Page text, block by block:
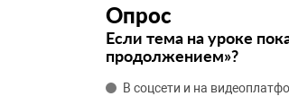
Опрос
Если тема на уроке
продолжением»?
В соцсети и на